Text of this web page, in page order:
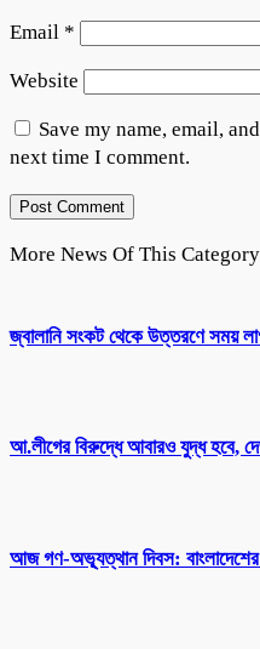
Email *
Website
Save my name, email,
next time I comment.
More News Of This Category
জ্বালানি সংকট থেকে উত্তরণে সময়
আ.লীগের বিরুদ্ধে আবারও যুদ্ধ হবে,
আজ গণ-অভ্যূত্থান দিবস: বাংলাদেশের